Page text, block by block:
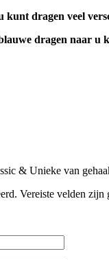
kunt dragen veel
dragen naar u
& Unieke van
Vereiste velden zijn